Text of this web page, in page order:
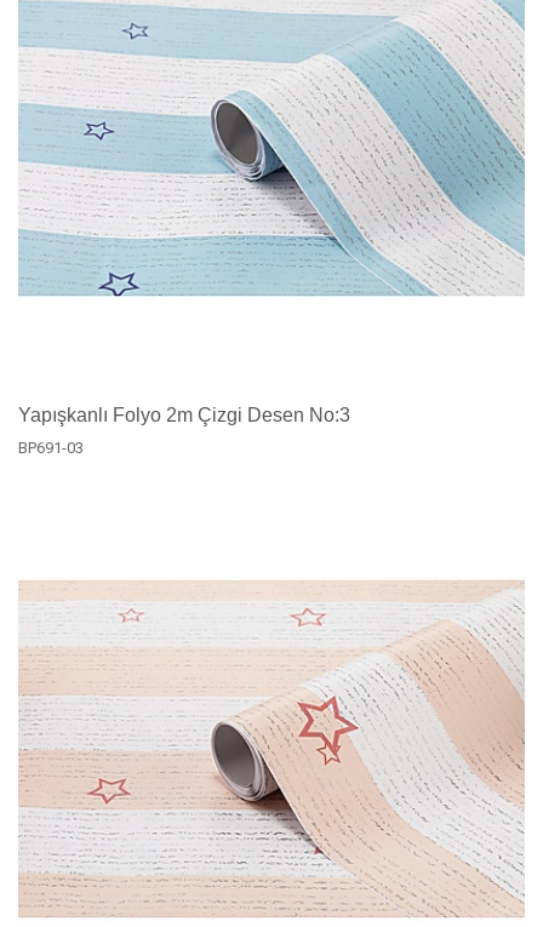
Yapışkanlı Folyo 2m Çizgi Desen No:3
BP691-03